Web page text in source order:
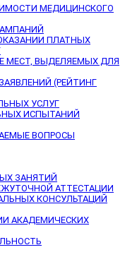
МЕДИЦИНСКОГО
ПЛАТНЫХ
МЕСТ, ВЫДЕЛЯЕМЫХ ДЛЯ
(РЕЙТИНГ
УСЛУГ
ИСПЫТАНИЙ
ВОПРОСЫ
ЗАНЯТИЙ
АТТЕСТАЦИИ
КОНСУЛЬТАЦИЙ
АКАДЕМИЧЕСКИХ